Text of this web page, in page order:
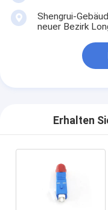
Shengrui-
neuer Bezirk
Erhalten